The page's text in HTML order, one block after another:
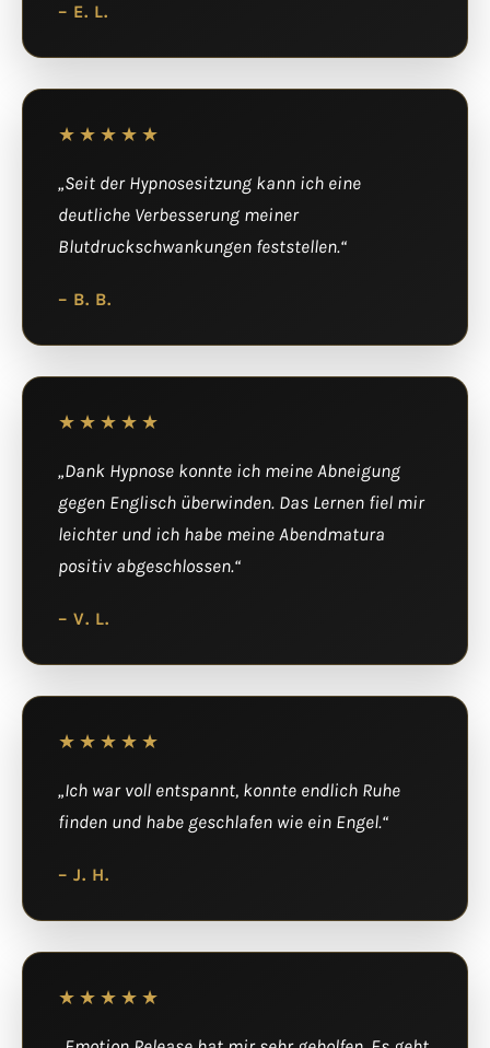
– E. L.
★★★★★
„Seit der Hypnosesitzung kann ich eine
deutliche Verbesserung meiner
Blutdruckschwankungen feststellen.“
– B. B.
★★★★★
„Dank Hypnose konnte ich meine Abneigung
gegen Englisch überwinden. Das Lernen fiel mir
leichter und ich habe meine Abendmatura
positiv abgeschlossen.“
– V. L.
★★★★★
„Ich war voll entspannt, konnte endlich Ruhe
finden und habe geschlafen wie ein Engel.“
– J. H.
★★★★★